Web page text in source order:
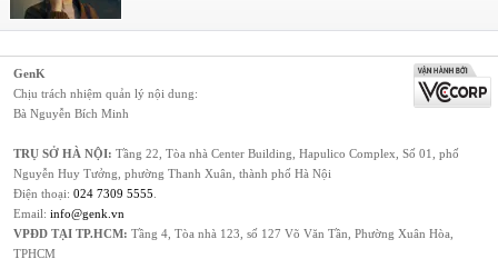
GenK
Chịu trách nhiệm quản lý nội dung:
Bà Nguyễn Bích Minh
TRỤ SỞ HÀ NỘI: Tầng 22, Tòa nhà Center Building, Hapulico Complex, Số 01, phố
Nguyễn Huy Tưởng, phường Thanh Xuân, thành phố Hà Nội
Điện thoại: 024 7309 5555
Email: info@genk.vn
VPĐD TẠI TP.HCM: Tầng 4, Tòa nhà 123, số 127 Võ Văn Tần, Phường Xuân Hòa,
TPHCM